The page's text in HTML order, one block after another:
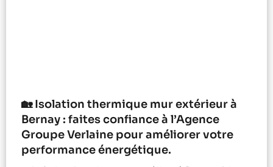
🏡 Isolation thermique mur extérieur à
Bernay : faites confiance à l’Agence
Groupe Verlaine pour améliorer votre
performance énergétique.